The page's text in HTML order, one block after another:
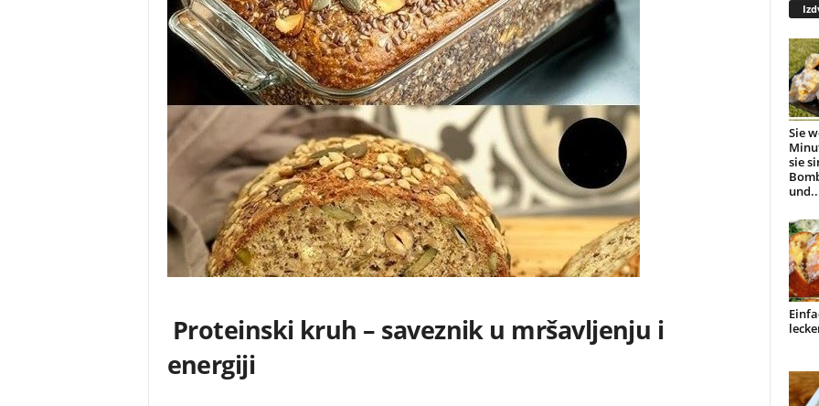
Proteinski kruh – saveznik u mršavljenju i
energiji
Sie
sie